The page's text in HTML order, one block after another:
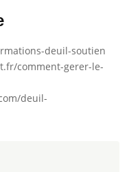
deuil-soutien
comment-gerer-le-
deuil-